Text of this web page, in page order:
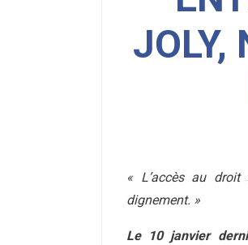
JOLY,
« L’accès au
dignement. »
Le 10 janvier